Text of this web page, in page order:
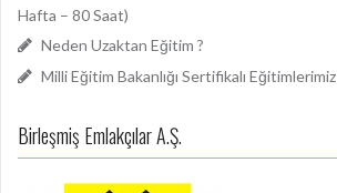
Hafta – 80 Saat)
Neden Uzaktan Eğitim ?
Milli Eğitim Bakanlığı Sertifikalı Eğitimlerimiz
Birleşmiş Emlakçılar A.Ş.